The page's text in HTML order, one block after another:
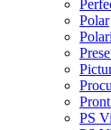
Polar
PS